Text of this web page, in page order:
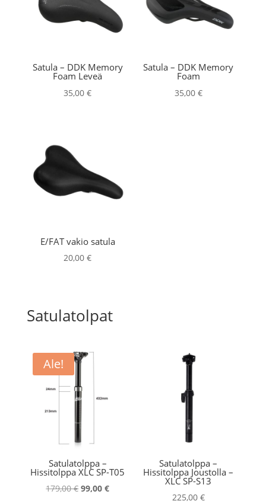
Satula – DDK Memory
Foam Leveä
35,00€
Satula – DDK Memory
Foam
35,00 €
E/FAT vakio satula
20,00€
Satulatolpat
Ale!
Satulatolppa –
Hissitolppa XLC SP-T05
179,00€Alkuperäinen
99,00€Nykyinen
Satulatolppa –
Hissitolppa Joustolla –
XLC SP-S13
225,00 €